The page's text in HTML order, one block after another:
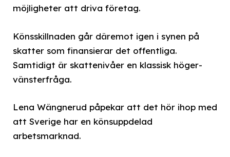
möjligheter att driva företag.
Könsskillnaden går däremot igen i synen på
skatter som finansierar det offentliga.
Samtidigt är skattenivåer en klassisk höger-
vänsterfråga.
Lena Wängnerud påpekar att det hör ihop med
att Sverige har en könsuppdelad
arbetsmarknad.